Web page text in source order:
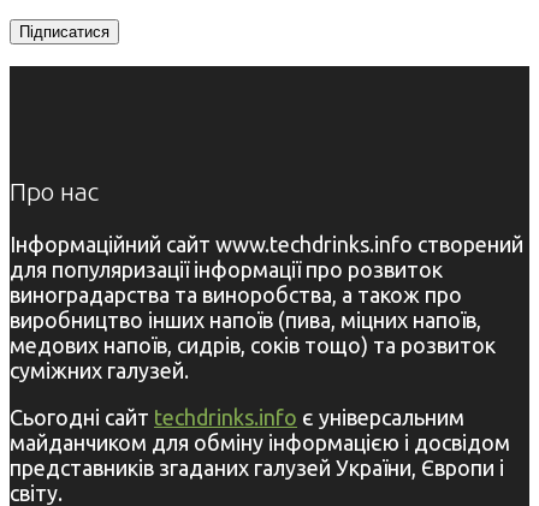
Про нас
Інформаційний сайт www.techdrinks.info створений
для популяризації інформації про розвиток
виноградарства та виноробства, а також про
виробництво інших напоїв (пива, міцних напоїв,
медових напоїв, сидрів, соків тощо) та розвиток
суміжних галузей.
Сьогодні сайт techdrinks.info є універсальним
майданчиком для обміну інформацією і досвідом
представників згаданих галузей України, Європи і
світу.